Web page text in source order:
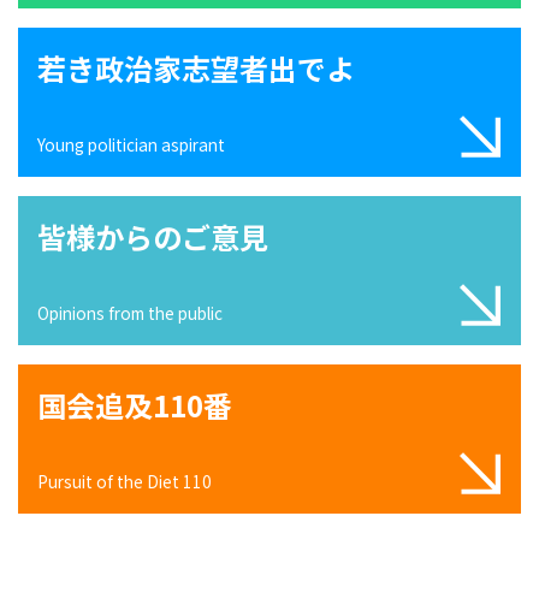
若き政治家志望者出でよ
Young politician aspirant
皆様からのご意見
Opinions from the public
国会追及110番
Pursuit of the Diet 110